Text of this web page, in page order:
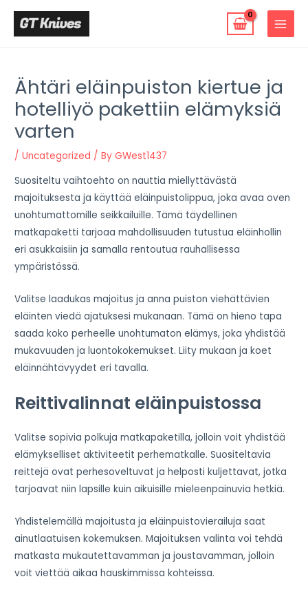
Skip
MAIN
Ähtäri eläinpuiston kiertue ja
hotelliyö pakettiin elämyksiä
varten
/Uncategorized / ByGWest1437
Suositeltu vaihtoehto on nauttia miellyttävästä
majoituksesta ja käyttää eläinpuistolippua, joka avaa oven
unohtumattomille seikkailuille. Tämä täydellinen
matkapaketti tarjoaa mahdollisuuden tutustua eläinhollin
eri asukkaisiin ja samalla rentoutua rauhallisessa
ympäristössä.
Valitse laadukas majoitus ja anna puiston viehättävien
eläinten viedä ajatuksesi mukanaan. Tämä on hieno tapa
saada koko perheelle unohtumaton elämys, joka yhdistää
mukavuuden ja luontokokemukset. Liity mukaan ja koet
eläinnähtävyydet eri tavalla.
Reittivalinnat eläinpuistossa
Valitse sopivia polkuja matkapaketilla, jolloin voit yhdistää
elämykselliset aktiviteetit perhematkalle. Suositeltavia
reittejä ovat perhesoveltuvat ja helposti kuljettavat, jotka
tarjoavat niin lapsille kuin aikuisille mieleenpainuvia hetkiä.
Yhdistelemällä majoitusta ja eläinpuistovierailuja saat
ainutlaatuisen kokemuksen. Majoituksen valinta voi tehdä
matkasta mukautettavamman ja joustavamman, jolloin
voit viettää aikaa hauskimmissa kohteissa.